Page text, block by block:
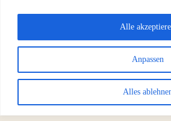
Anpassen
Alles
Alle
RHEIN-LAHN-